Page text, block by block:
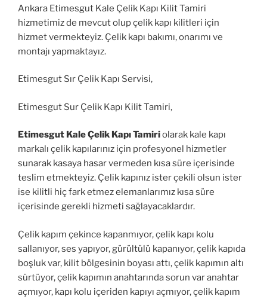
Ankara Etimesgut Kale Çelik Kapı Kilit Tamiri
hizmetimiz de mevcut olup çelik kapı kilitleri için
hizmet vermekteyiz. Çelik kapı bakımı, onarımı ve
montajı yapmaktayız.
Etimesgut Sır Çelik Kapı Servisi,
Etimesgut Sur Çelik Kapı Kilit Tamiri,
Etimesgut Kale Çelik Kapı Tamiriolarak kale kapı
markalı çelik kapılarınız için profesyonel hizmetler
sunarak kasaya hasar vermeden kısa süre içerisinde
teslim etmekteyiz. Çelik kapınız ister çekili olsun ister
ise kilitli hiç fark etmez elemanlarımız kısa süre
içerisinde gerekli hizmeti sağlayacaklardır.
Çelik kapım çekince kapanmıyor, çelik kapı kolu
sallanıyor, ses yapıyor, gürültülü kapanıyor, çelik kapıda
boşluk var, kilit bölgesinin boyası attı, çelik kapımın altı
sürtüyor, çelik kapımın anahtarında sorun var anahtar
açmıyor, kapı kolu içeriden kapıyı açmıyor, çelik kapım